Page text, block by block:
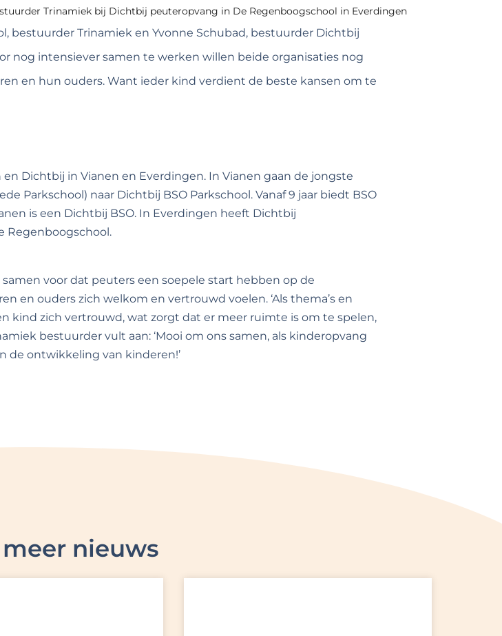
Trinamiek bij Dichtbij peuteropvang in De Regenboogschool in Everdingen
bestuurder Trinamiek en Yvonne Schubad, bestuurder Dichtbij
nog intensiever samen te werken willen beide organisaties nog
en hun ouders. Want ieder kind verdient de beste kansen om te
Dichtbij in Vianen en Everdingen. In Vianen gaan de jongste
Parkschool) naar Dichtbij BSO Parkschool. Vanaf 9 jaar biedt BSO
is een Dichtbij BSO. In Everdingen heeft Dichtbij
Regenboogschool.
voor dat peuters een soepele start hebben op de
en ouders zich welkom en vertrouwd voelen. ‘Als thema’s en
kind zich vertrouwd, wat zorgt dat er meer ruimte is om te spelen,
bestuurder vult aan: ‘Mooi om ons samen, als kinderopvang
de ontwikkeling van kinderen!’
nieuws